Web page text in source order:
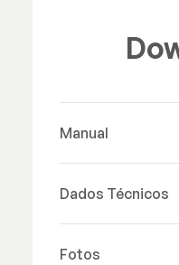
Manual
Dados Técnicos
Fotos